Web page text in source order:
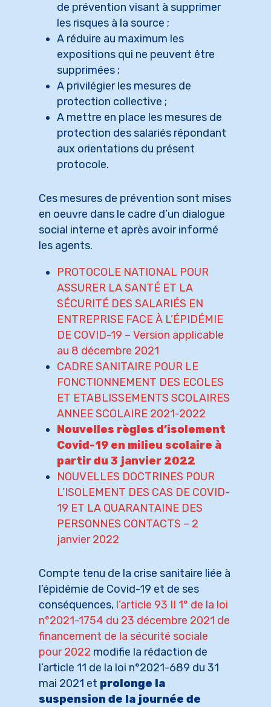
de prévention visant à supprimer
les risques à la source ;
A réduire au maximum les
expositions qui ne peuvent être
supprimées ;
A privilégier les mesures de
protection collective ;
A mettre en place les mesures de
protection des salariés répondant
aux orientations du présent
protocole.
Ces mesures de prévention sont mises
en oeuvre dans le cadre d’un dialogue
social interne et après avoir informé
les agents.
PROTOCOLE NATIONAL POUR
ASSURER LA SANTÉ ET LA
SÉCURITÉ DES SALARIÉS EN
ENTREPRISE FACE À L’ÉPIDÉMIE
DE COVID-19 – Version applicable
au 8 décembre 2021
CADRE SANITAIRE POUR LE
FONCTIONNEMENT DES ECOLES
ET ETABLISSEMENTS SCOLAIRES
ANNEE SCOLAIRE 2021-2022
Nouvelles règles d’isolement
Covid-19 en milieu scolaire à
partir du 3 janvier 2022
NOUVELLES DOCTRINES POUR
L’ISOLEMENT DES CAS DE COVID-
19 ET LA QUARANTAINE DES
PERSONNES CONTACTS – 2
janvier 2022
Compte tenu de la crise sanitaire liée à
l’épidémie de Covid-19 et de ses
conséquences, l’article 93 II 1° de la loi
n°2021-1754 du 23 décembre 2021 de
financement de la sécurité sociale
pour 2022 modifie la rédaction de
l’article 11 de la loi n°2021-689 du 31
mai 2021 et prolonge la
suspension de la journée de